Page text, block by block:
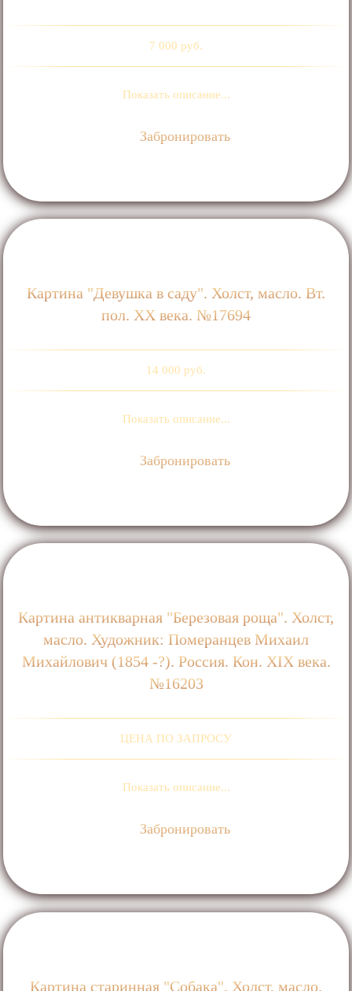
7 000 руб.
Показать описание...
Забронировать
Картина "Девушка в саду". Холст, масло. Вт.
пол. ХХ века. №17694
14 000 руб.
Показать описание...
Забронировать
Картина антикварная "Березовая роща". Холст,
масло. Художник: Померанцев Михаил
Михайлович (1854 -?). Россия. Кон. ХIХ века.
№16203
ЦЕНА ПО ЗАПРОСУ
Показать описание...
Забронировать
Картина старинная "Собака". Холст, масло.